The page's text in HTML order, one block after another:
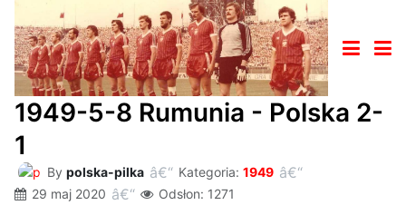
1949-5-8 Rumunia - Polska 2-
1
By polska-pilka Kategoria: 1949
29 maj 2020
Odsłon: 1271